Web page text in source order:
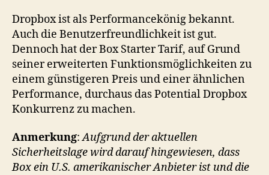
Dropbox ist als Performancekönig bekannt.
Auch die Benutzerfreundlichkeit ist gut.
Dennoch hat der Box Starter Tarif, auf Grund
seiner erweiterten Funktionsmöglichkeiten zu
einem günstigeren Preis und einer ähnlichen
Performance, durchaus das Potential Dropbox
Konkurrenz zu machen.
Anmerkung:Aufgrund der aktuellen
Sicherheitslage wird darauf hingewiesen, dass
Box ein U.S. amerikanischer Anbieter ist und die